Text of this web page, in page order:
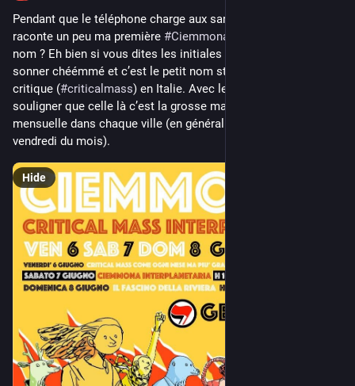
Pendant que le téléphone charge aux sanitaires je vous
raconte un peu ma première #Ciemmona
nom ? Eh bien si vous dites les initiales CM en italien ça va
sonner chéémmé et c’est le petit nom standard de la masse
critique (#criticalmass) en Italie. Avec le mona final on va
souligner que celle là c’est la grosse masse critique pas celle
mensuelle dans chaque ville (en général aussi le dernier
vendredi du mois).
Hide